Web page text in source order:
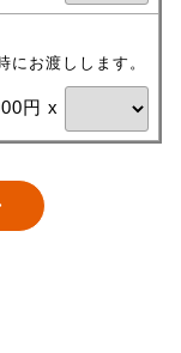
お渡しします。
円 x